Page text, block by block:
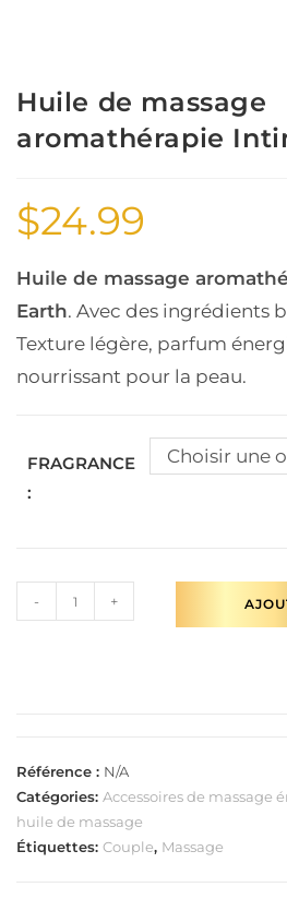
Huile de massage
aromathérapie
$24.99
Huile de massage
Earth. Avec des ingrédients
Texture légère, parfum
nourrissant pour la peau.
FRAGRANCE
:
Choisir une
- +
Référence : N/A
Catégories: Accessoires de massage
huile de massage
Étiquettes: Couple, Massage